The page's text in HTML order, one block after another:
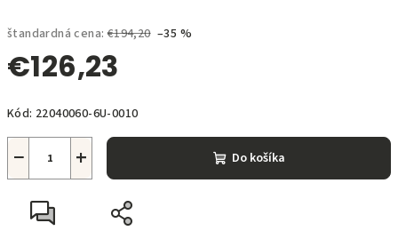
štandardná cena: €194,20 –35 %
€126,23
cena:
Kód: 22040060-6U-0010
+
− Do košíka
R
M
O